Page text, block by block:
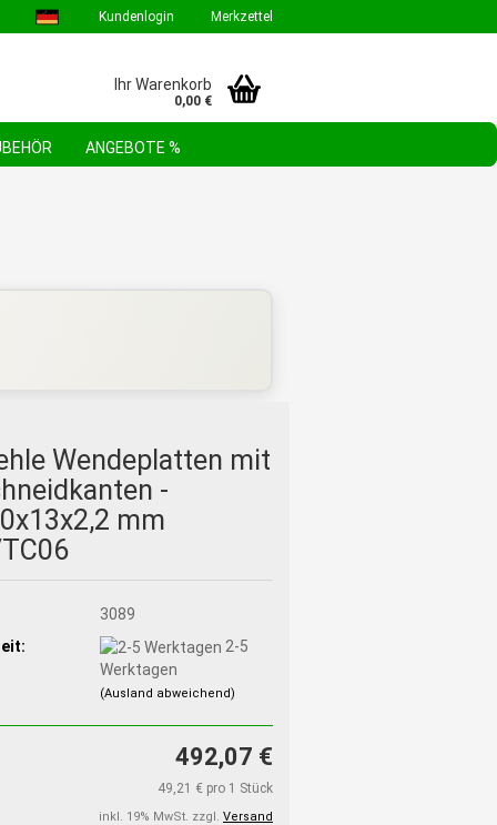
Kundenlogin Merkzettel
Ihr Warenkorb
0,00 €
ANGEBOTE %
Wendeplatten mit
-
mm
3089
2-5
Werktagen
(Ausland abweichend)
492,07 €
49,21 € pro 1 Stück
inkl. 19% MwSt. zzgl. Versand